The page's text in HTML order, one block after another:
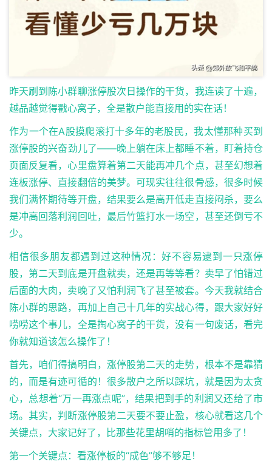
昨天刷到陈小群聊涨停股次日操作的干货，我连读了十遍，
越品越觉得戳心窝子，全是散户能直接用的实在话！
作为一个在A股摸爬滚打十多年的老股民，我太懂那种买到
涨停股的兴奋劲儿了——晚上躺在床上都睡不着，盯着持仓
页面反复看，心里盘算着第二天能再冲几个点，甚至幻想着
连板涨停、直接翻倍的美梦。可现实往往很骨感，很多时候
我们满怀期待等开盘，结果要么是高开低走直接闷杀，要么
是冲高回落利润回吐，最后竹篮打水一场空，甚至还倒亏不
少。
相信很多朋友都遇到过这种情况：好不容易逮到一只涨停
股，第二天到底是开盘就卖，还是再等等看？卖早了怕错过
后面的大肉，卖晚了又怕利润飞了甚至被套。今天我就结合
陈小群的思路，再加上自己十几年的实战心得，跟大家好好
唠唠这个事儿，全是掏心窝子的干货，没有一句废话，看完
你就知道该怎么操作了！
首先，咱们得搞明白，涨停股第二天的走势，根本不是靠猜
的，而是有迹可循的！很多散户之所以踩坑，就是因为太贪
心，总想着“万一再涨点呢”，结果把到手的利润又还给了市
场。其实，判断涨停股第二天要不要止盈，核心就看这几个
关键点，大家记好了，比那些花里胡哨的指标管用多了！
第一个关键点：看涨停板的“成色”够不够足！